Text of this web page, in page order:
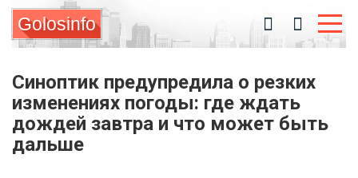
Golosinfo
Синоптик предупредила о резких
изменениях погоды: где ждать
дождей завтра и что может быть
дальше